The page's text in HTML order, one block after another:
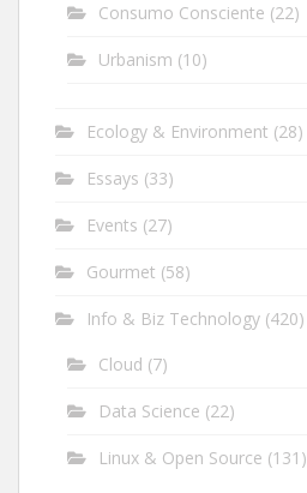
Consumo Consciente (22)
Urbanism (10)
Ecology & Environment (28)
Essays (33)
Events (27)
Gourmet (58)
Info & Biz Technology (420)
Cloud (7)
Data Science (22)
Linux & Open Source (131)